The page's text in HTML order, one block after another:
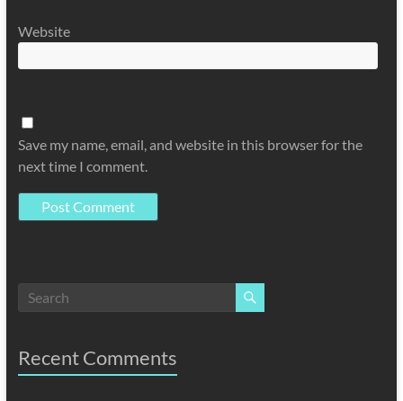
Website
Save my name, email, and website in this browser for the
next time I comment.
Recent Comments